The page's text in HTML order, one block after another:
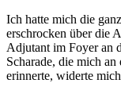
Ich hatte mich die
erschrocken über die
Adjutant im Foyer an
Scharade, die mich
erinnerte, widerte